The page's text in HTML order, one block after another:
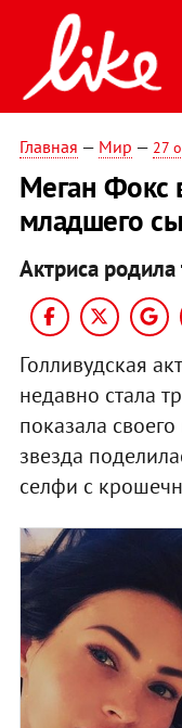
Главная — Мир — 27
Меган Фокс
младшего
Актриса
Голливудская
недавно стала
показала
звезда
селфи с